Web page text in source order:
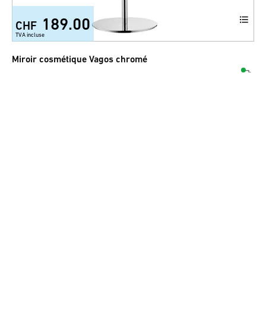
CHF 189.00
TVA incluse
Miroir cosmétique Vagos chromé